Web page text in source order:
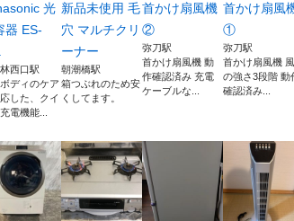
光
器 ES-
西口駅
ディのケア
した、クイ
電機能...
新品未使用 毛
穴 マルチクリ
ーナー
朝潮橋駅
箱つぶれのため安
くしてます。
首かけ扇風機
②
弥刀駅
首かけ扇風機 動
作確認済み 充電
ケーブルな...
首かけ扇風
①
弥刀駅
首かけ扇風機 風
の強さ3段階 動
確認済み...